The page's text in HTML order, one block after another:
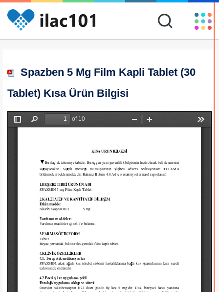
Spazben 5 Mg Film Kapli Tablet (30
Tablet) Kısa Ürün Bilgisi